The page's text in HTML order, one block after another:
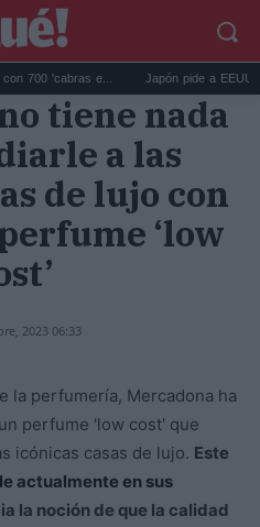
'cabras e... Japón pide a EEUU
tiene nada
a las
de lujo con
‘low
2023 06:33
la perfumería, Mercadona ha
perfume 'low cost' que
icónicas casas de lujo. Este
actualmente en sus
la noción de que la calidad